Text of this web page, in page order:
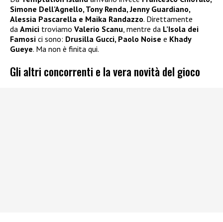
Simone Dell’Agnello, Tony Renda, Jenny Guardiano,
Alessia Pascarella e Maika Randazzo. Direttamente
da Amici troviamo Valerio Scanu , mentre da L’Isola dei
Famosi ci sono: Drusilla Gucci, Paolo Noise e Khady
Gueye. Ma non è finita qui.
Gli altri concorrenti e la vera novità del gioco